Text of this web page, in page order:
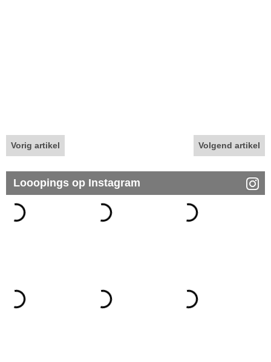
Vorig artikel Volgend artikel
Looopings op Instagram